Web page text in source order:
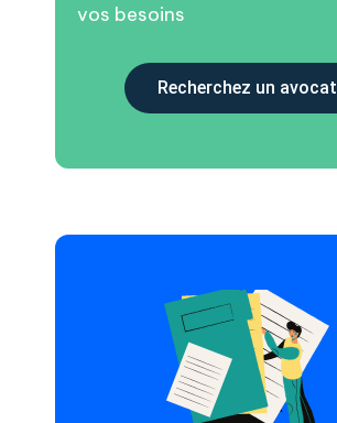
vos besoins
Recherchez un avocat